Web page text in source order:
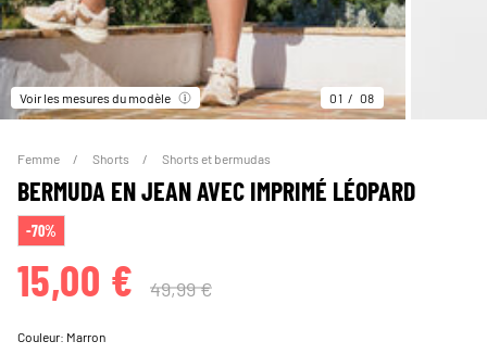
Voir les mesures du modèle 01 08
Femme Shorts Shorts et bermudas
BERMUDA EN JEAN AVEC IMPRIMÉ LÉOPARD
-70%
15,00 € 49,99 €
Couleur: Marron